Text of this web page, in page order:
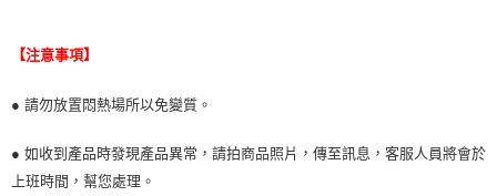
【注意事項】
● 請勿放置悶熱場所以免變質。
● 如收到產品時發現產品異常，請拍商品照片，傳至訊息，客服人員將會於
上班時間，幫您處理。